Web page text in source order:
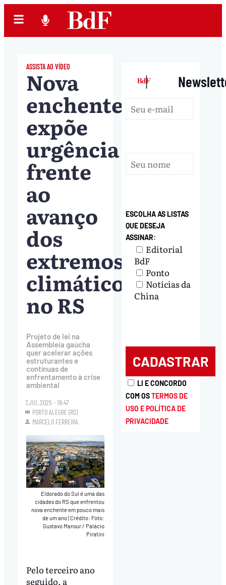
ASSISTA AO VÍDEO
Nova
enchente
expõe
urgência
frente
ao
avanço
dos
extremos
climáticos
no RS
Projeto de lei na
Assembleia gaúcha
quer acelerar ações
estruturantes e
contínuas de
enfrentamento à crise
ambiental
7.JUL.2025 - 18:47
PORTO ALEGRE (RS)
MARCELO FERREIRA
Eldorado do Sul é uma das
cidades do RS que enfrentou
nova enchente em pouco mais
de um ano|Crédito: Foto:
Gustavo Mansur / Palácio
Piratini
Pelo terceiro ano
seguido, a
|
ESCOLHA AS LISTAS
QUE DESEJA
ASSINAR:
Editorial
BdF
Ponto
Notícias da
China
LI E CONCORDO
COM OSTERMOS DE
USO E POLÍTICA DE
PRIVACIDADE